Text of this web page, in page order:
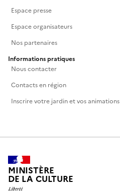
Espace presse
Espace organisateurs
Nos partenaires
Informations pratiques
Nous contacter
Contacts en région
Inscrire votre jardin et vos animations
MINISTÈRE
DE LA CULTURE